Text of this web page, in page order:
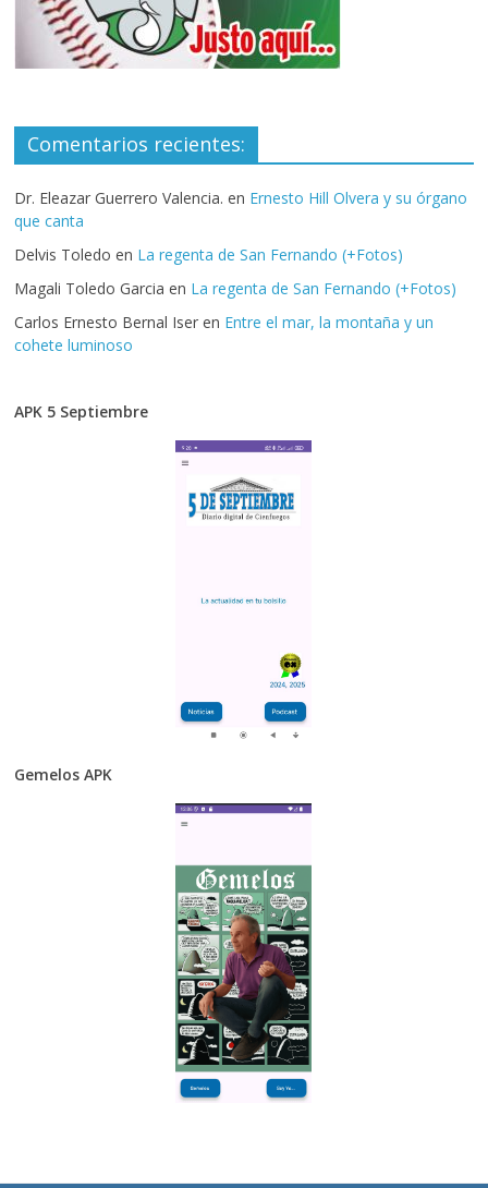
Comentarios recientes:
Dr. Eleazar Guerrero Valencia. en Ernesto Hill Olvera y su órgano
que canta
Delvis Toledo en La regenta de San Fernando (+Fotos)
Magali Toledo Garcia en La regenta de San Fernando (+Fotos)
Carlos Ernesto Bernal Iser en Entre el mar, la montaña y un
cohete luminoso
APK 5 Septiembre
Gemelos APK